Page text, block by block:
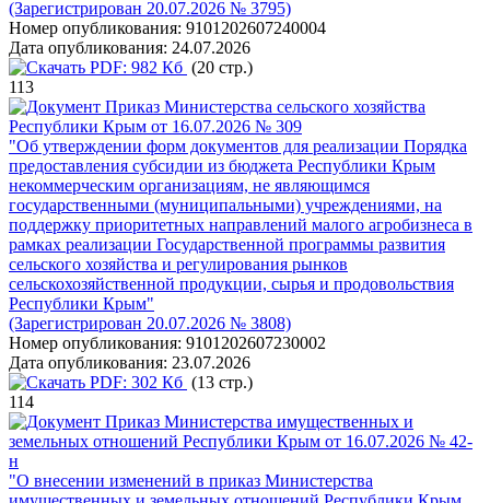
(Зарегистрирован 20.07.2026 № 3795)
Номер опубликования: 9101202607240004
Дата опубликования: 24.07.2026
PDF: 982 Кб (20 стр.)
113
Приказ Министерства сельского хозяйства
Республики Крым от 16.07.2026 № 309
"Об утверждении форм документов для реализации Порядка
предоставления субсидии из бюджета Республики Крым
некоммерческим организациям, не являющимся
государственными (муниципальными) учреждениями, на
поддержку приоритетных направлений малого агробизнеса в
рамках реализации Государственной программы развития
сельского хозяйства и регулирования рынков
сельскохозяйственной продукции, сырья и продовольствия
Республики Крым"
(Зарегистрирован 20.07.2026 № 3808)
Номер опубликования: 9101202607230002
Дата опубликования: 23.07.2026
PDF: 302 Кб (13 стр.)
114
Приказ Министерства имущественных и
земельных отношений Республики Крым от 16.07.2026 № 42-
н
"О внесении изменений в приказ Министерства